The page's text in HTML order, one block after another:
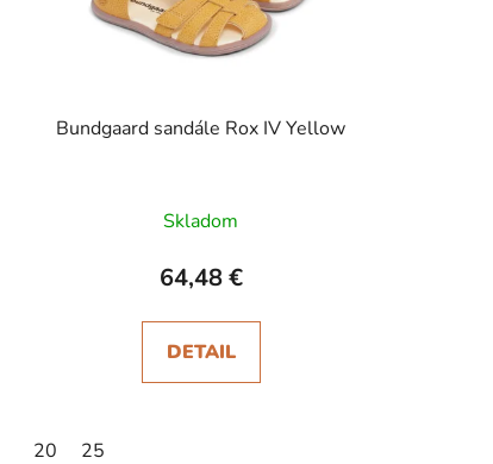
Bundgaard sandále Rox IV Yellow
Skladom
64,48 €
DETAIL
20 25